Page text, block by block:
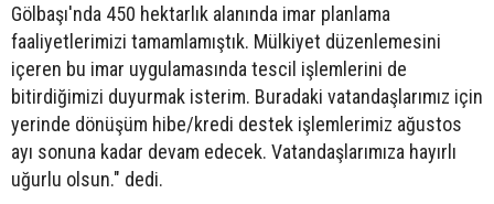
Gölbaşı'nda 450 hektarlık alanında imar planlama
faaliyetlerimizi tamamlamıştık. Mülkiyet düzenlemesini
içeren bu imar uygulamasında tescil işlemlerini de
bitirdiğimizi duyurmak isterim. Buradaki vatandaşlarımız için
yerinde dönüşüm hibe/kredi destek işlemlerimiz ağustos
ayı sonuna kadar devam edecek. Vatandaşlarımıza hayırlı
uğurlu olsun." dedi.